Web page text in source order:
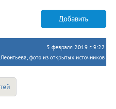
Добавить
5 февраля 2019 г. 9:22
фото из открытых источников